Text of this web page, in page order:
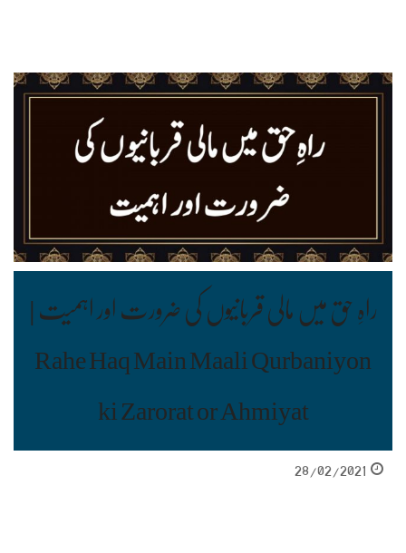
راہِ حق میں مالی قربانیوں کی ضرورت اور اہمیت |
Rahe Haq Main Maali Qurbaniyon
ki Zarorat or Ahmiyat
28/02/2021